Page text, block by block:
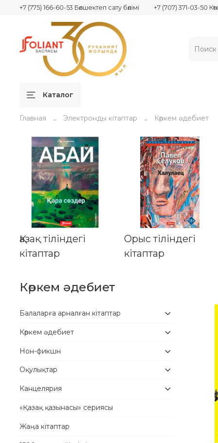
+7 (775) 166-60-53 Бөлшектеп сату бөлімі +7 (707) 371-03-50
Каталог
Главная Электронды кітаптар Көркем әдебиет
Қазақ тіліндегі
кітаптар
Орыс тіліндегі
кітаптар
Көркем әдебиет
Балаларға арналған кітаптар
Көркем әдебиет
Нон-фикшн
Оқулықтар
Канцелярия
«Қазақ қазынасы» сериясы
Жаңа кітаптар